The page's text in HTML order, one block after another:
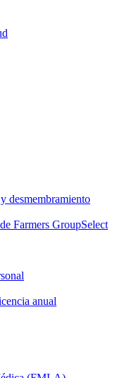
desmembramiento
Farmers GroupSelect
anual